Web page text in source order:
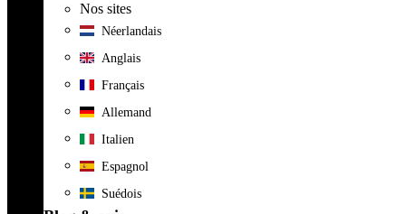
Nos sites
Néerlandais
Anglais
Français
Allemand
Italien
Espagnol
Suédois